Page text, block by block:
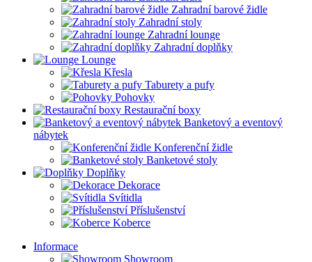
Zahradní barové židle
Zahradní stoly
Zahradní lounge
Zahradní doplňky
Lounge
Křesla
Taburety a pufy
Pohovky
Restaurační boxy
Banketový a eventový
nábytek
Konferenční židle
Banketové stoly
Doplňky
Dekorace
Svítidla
Příslušenství
Koberce
Informace
Showroom